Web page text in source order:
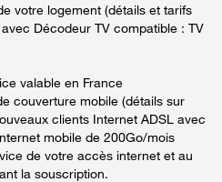
votre logement (détails et tarifs
Décodeur TV compatible : TV
valable en France
couverture mobile (détails sur
clients Internet ADSL avec
mobile de 200Go/mois
de votre accès internet et au
la souscription.